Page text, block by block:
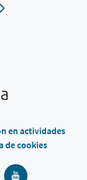
en actividades
de cookies